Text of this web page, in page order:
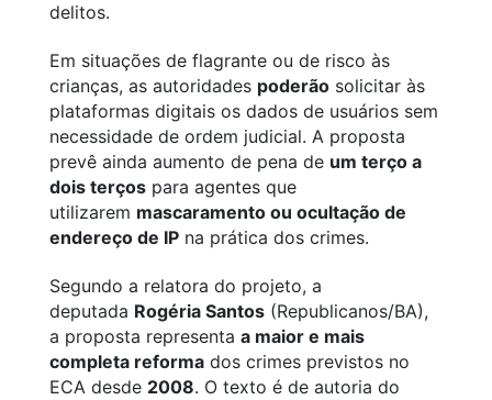
delitos.
Em situações de flagrante ou de risco às
crianças, as autoridades poderão solicitar às
plataformas digitais os dados de usuários sem
necessidade de ordem judicial. A proposta
prevê ainda aumento de pena de um terço a
dois terços para agentes que
utilizarem mascaramento ou ocultação de
endereço de IP na prática dos crimes.
Segundo a relatora do projeto, a
deputada Rogéria Santos (Republicanos/BA),
a proposta representa a maior e mais
completa reforma dos crimes previstos no
ECA desde 2008. O texto é de autoria do